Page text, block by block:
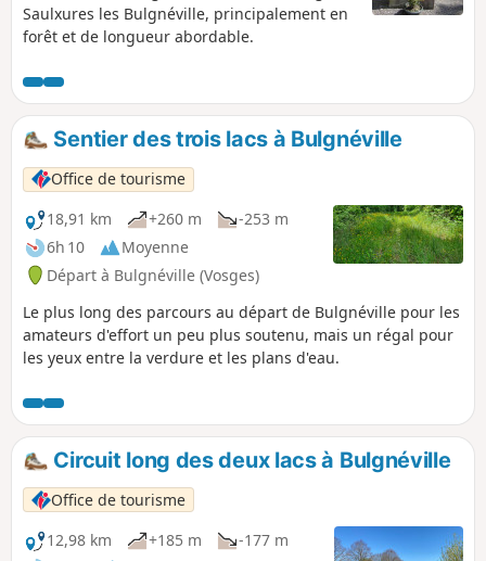
Saulxures les Bulgnéville, principalement en
forêt et de longueur abordable.
Sentier des trois lacs à Bulgnéville
Office de tourisme
18,91 km
+260 m
-253 m
6h 10
Moyenne
Départ à Bulgnéville (Vosges)
Le plus long des parcours au départ de Bulgnéville pour les
amateurs d'effort un peu plus soutenu, mais un régal pour
les yeux entre la verdure et les plans d'eau.
Circuit long des deux lacs à Bulgnéville
Office de tourisme
12,98 km
+185 m
-177 m